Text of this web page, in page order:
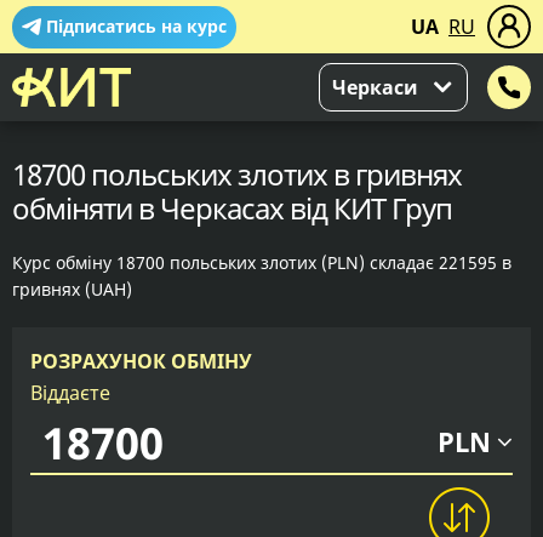
Підписатись на курс UA RU
Черкаси
18700 польських злотих в гривнях
обміняти в Черкасах від КИТ Груп
Курс обміну 18700 польських злотих (PLN) складає 221595 в
гривнях (UAH)
РОЗРАХУНОК ОБМІНУ
Віддаєте
PLN